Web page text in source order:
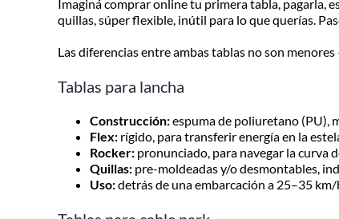
Imaginá comprar online tu primera tabla, pagarla,
quillas, súper flexible, inútil para lo que querías.
Las diferencias entre ambas tablas no son
Tablas para lancha
Construcción:espuma de poliuretano (PU),
Flex: rígido, para transferir energía en la
Rocker: pronunciado, para navegar la curva
Quillas: pre-moldeadas y/o desmontables,
Uso:detrás de una embarcación a 25–35 km/